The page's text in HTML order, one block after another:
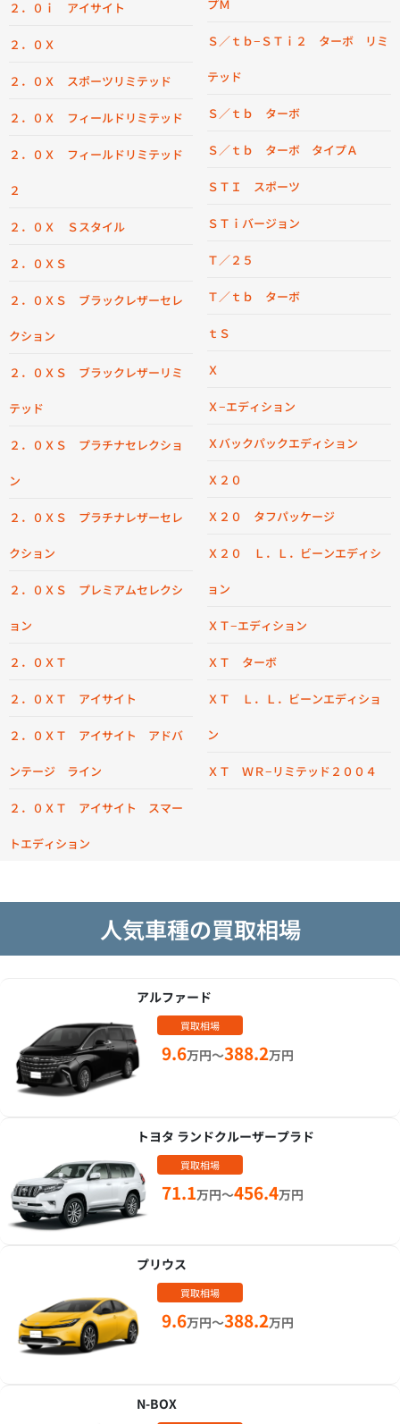
２．０ｉ アイサイト
２．０Ｘ
２．０Ｘ スポーツリミテッド
２．０Ｘ フィールドリミテッド
２．０Ｘ フィールドリミテッド
２
２．０Ｘ Ｓスタイル
２．０ＸＳ
２．０ＸＳ ブラックレザーセレ
クション
２．０ＸＳ ブラックレザーリミ
テッド
２．０ＸＳ プラチナセレクショ
ン
２．０ＸＳ プラチナレザーセレ
クション
２．０ＸＳ プレミアムセレクシ
ョン
２．０ＸＴ
２．０ＸＴ アイサイト
２．０ＸＴ アイサイト アドバ
ンテージ ライン
２．０ＸＴ アイサイト スマー
トエディション
プＭ
Ｓ／ｔｂ−ＳＴｉ２ ターボ リミ
テッド
Ｓ／ｔｂ ターボ
Ｓ／ｔｂ ターボ タイプＡ
ＳＴＩ スポーツ
ＳＴｉバージョン
Ｔ／２５
Ｔ／ｔｂ ターボ
ｔＳ
Ｘ
Ｘ−エディション
Ｘバックパックエディション
Ｘ２０
Ｘ２０ タフパッケージ
Ｘ２０ Ｌ．Ｌ．ビーンエディシ
ョン
ＸＴ−エディション
ＸＴ ターボ
ＸＴ Ｌ．Ｌ．ビーンエディショ
ン
ＸＴ ＷＲ−リミテッド２００４
人気車種の買取相場
アルファード
買取相場
9.6万円～388.2万円
トヨタ ランドクルーザープラド
買取相場
71.1万円～456.4万円
プリウス
買取相場
9.6万円～388.2万円
N-BOX